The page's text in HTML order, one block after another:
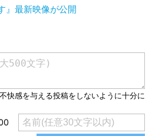
』最新映像が公開